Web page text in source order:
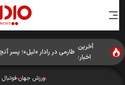
آخرین
اخبار:
طارمی در رادار «لیل»؛ پسر
ورزش جهانفوتبال